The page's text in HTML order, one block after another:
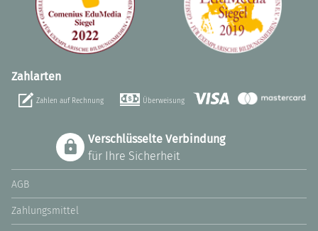
Zahlarten
Zahlen auf Rechnung Überweisung
Verschlüsselte Verbindung
für Ihre Sicherheit
AGB
Zahlungsmittel